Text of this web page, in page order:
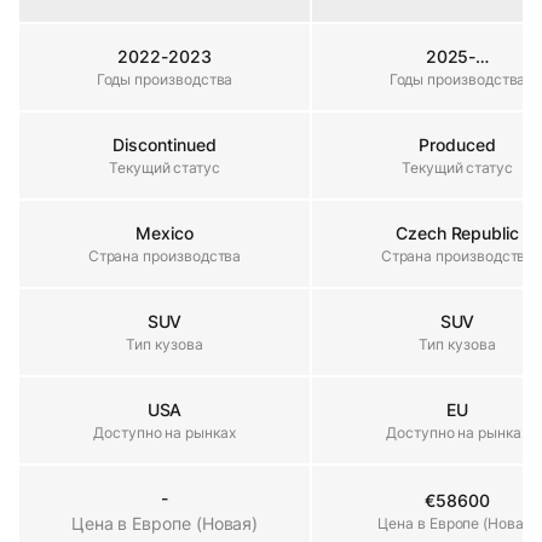
Годы производства
2022-2023
Годы производства
2025-…
Годы производства
Текущий статус
Discontinued
Текущий статус
Produced
Текущий статус
Страна производства
Mexico
Страна производства
Czech Republic
Страна производства
Тип кузова
SUV
Тип кузова
SUV
Тип кузова
Доступно на рынках
USA
Доступно на рынках
EU
Доступно на рынках
Цена в Европе (Новая)
-
Цена в Европе (Новая)
€58600
Цена в Европе (Новая)